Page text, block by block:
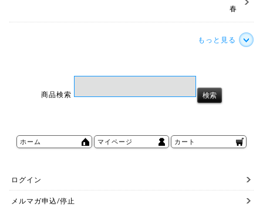
春
もっと見る
商品検索
ホーム マイページ カート
ログイン
メルマガ申込/停止